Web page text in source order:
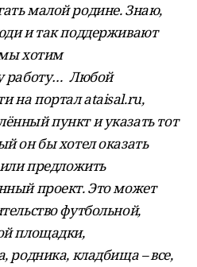
малой родине. Знаю,
и так поддерживают
мы хотим
работу… Любой
на портал ataisal.ru,
пункт и указать тот
он бы хотел оказать
предложить
проект. Это может
футбольной,
площадки,
родника, кладбища – все,